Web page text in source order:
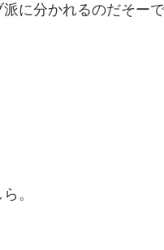
に分かれるのだそーで
。